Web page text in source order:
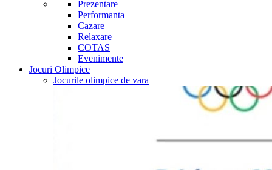
Prezentare
Performanta
Cazare
Relaxare
COTAS
Evenimente
Jocuri Olimpice
Jocurile olimpice de vara